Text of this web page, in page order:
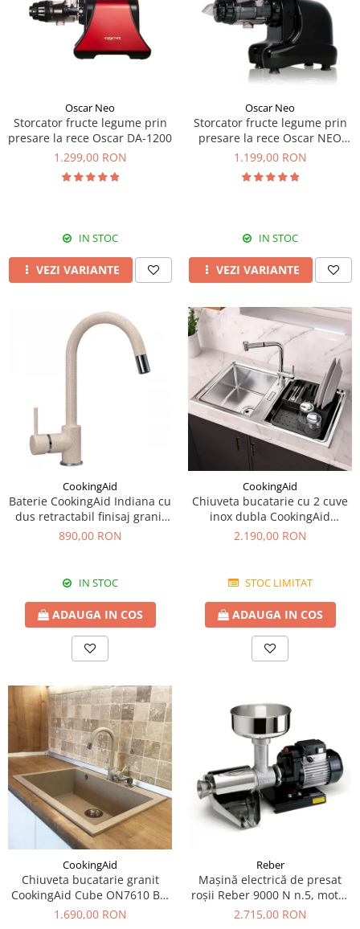
chiuvete
Accesorii chiuvete bucatarie
Gratar protectie chiuveta
Tocatoare lemn si sticla
Sisteme de scurgere si cleme
Tavita scurgere vase/legume/fructe
Dispenser detergent
Rasnite de cafea
Roboti de bucatarie
Combine frigorifice
Espressoare cafea
Aparate de gatit-aragazuri
Seturi Electrocasnice
Termostate si senzori Livolo
Sonerii electrice
Construieste singur
Panouri si rame
Oscar Neo
Storcator fructe legume prin
presare la rece Oscar DA-1200
1.299,00 RON
IN STOC
VEZI VARIANTE
Oscar Neo
Storcator fructe legume prin
presare la rece Oscar NEO
DA1000
1.199,00 RON
IN STOC
VEZI VARIANTE
CookingAid
Baterie CookingAid Indiana cu
dus retractabil finisaj granit
Bej Pigmentat / Avena
890,00 RON
IN STOC
ADAUGA IN COS
CookingAid
Chiuveta bucatarie cu 2 cuve
inox dubla CookingAid
FUSION 86BB
2.190,00 RON
STOC LIMITAT
ADAUGA IN COS
CookingAid
Chiuveta bucatarie granit
CookingAid Cube ON7610 Bej
Pigmentat / Avena + accesorii
1.690,00 RON
Reber
Mașină electrică de presat
roşii Reber 9000 N n.5, motor
prin inducție de 600W,
2.715,00 RON